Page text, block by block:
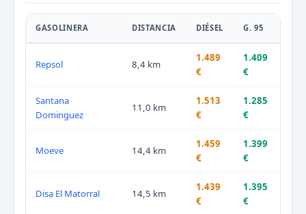
GASOLINERA DISTANCIA DIÉSEL G. 95
Repsol 8,4 km
1.489
€
1.409
€
Santana
Dominguez
11,0 km
1.513
€
1.285
€
Moeve 14,4 km
1.459
€
1.399
€
Disa El Matorral 14,5 km
1.439
€
1.395
€